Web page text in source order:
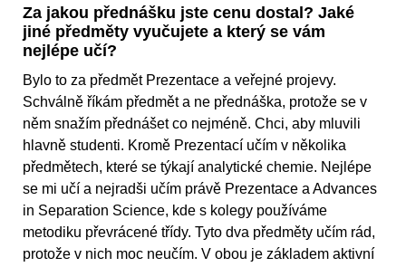
Za jakou přednášku jste cenu dostal? Jaké
jiné předměty vyučujete a který se vám
nejlépe učí?
Bylo to za předmět Prezentace a veřejné projevy.
Schválně říkám předmět a ne přednáška, protože se v
něm snažím přednášet co nejméně. Chci, aby mluvili
hlavně studenti. Kromě Prezentací učím v několika
předmětech, které se týkají analytické chemie. Nejlépe
se mi učí a nejradši učím právě Prezentace a Advances
in Separation Science, kde s kolegy používáme
metodiku převrácené třídy. Tyto dva předměty učím rád,
protože v nich moc neučím. V obou je základem aktivní